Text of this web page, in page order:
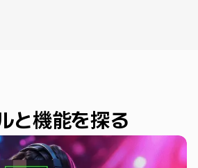
と機能を探る